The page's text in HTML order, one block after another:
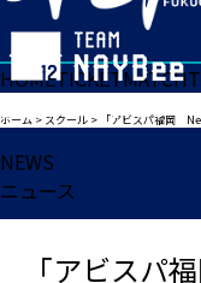
HOMETICKETMATCH
ホーム > スクール > 「アビスパ福岡
NEWS
ニュース
「アビスパ